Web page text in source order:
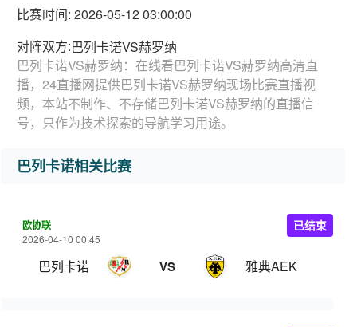
比赛时间: 2026-05-12 03:00:00
对阵双方:巴列卡诺VS赫罗纳
巴列卡诺VS赫罗纳：在线看巴列卡诺VS赫罗纳高清直
播，24直播网提供巴列卡诺VS赫罗纳现场比赛直播视
频，本站不制作、不存储巴列卡诺VS赫罗纳的直播信
号，只作为技术探索的导航学习用途。
巴列卡诺相关比赛
欧协联
2026-04-10 00:45
巴列卡诺 VS 雅典AEK
已结束